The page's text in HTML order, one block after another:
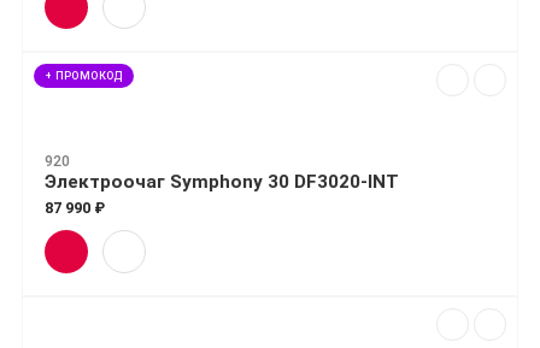
+ ПРОМОКОД
920
Электроочаг Symphony 30 DF3020-INT
87 990 ₽